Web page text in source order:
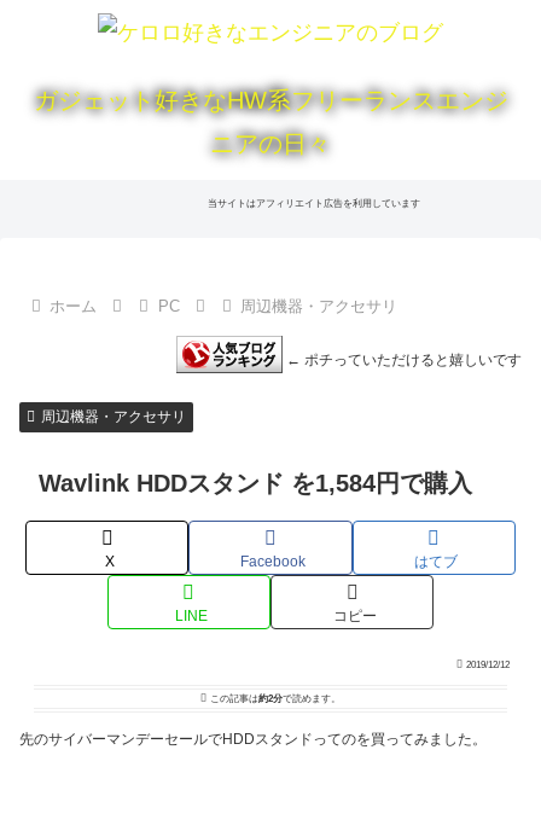
ガジェット好きなHW系フリーランスエンジ
ニアの日々
当サイトはアフィリエイト広告を利用しています
ホーム PC 周辺機器・アクセサリ
← ポチっていただけると嬉しいです
周辺機器・アクセサリ
Wavlink HDDスタンド を1,584円で購入
X Facebook はてブ
LINE コピー
2019/12/12
この記事は約2分で読めます。
先のサイバーマンデーセールでHDDスタンドってのを買ってみました。